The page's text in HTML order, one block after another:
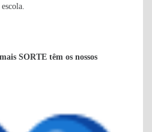
SORTE têm os nossos